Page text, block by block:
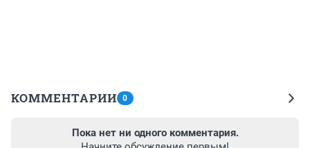
КОММЕНТАРИИ 0
Пока нет ни одного комментария.